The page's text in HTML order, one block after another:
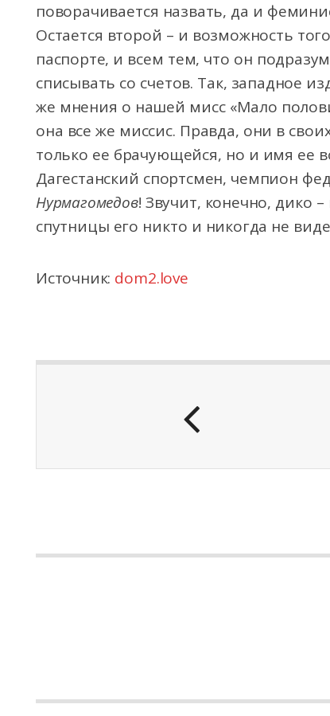
поворачивается назвать, да и
Остается второй – и возможность
паспорте, и всем тем, что он
списывать со счетов. Так, западное
же мнения о нашей мисс «Мало
она все же миссис. Правда, они в
только ее брачующейся, но и имя ее
Дагестанский спортсмен, чемпион
Нурмагомедов! Звучит, конечно, дико
спутницы его никто и никогда не
Источник: dom2.love